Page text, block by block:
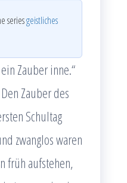
seriesgeistliches
Zauber inne.“
Zauber des
Schultag
zwanglos waren
früh aufstehen,